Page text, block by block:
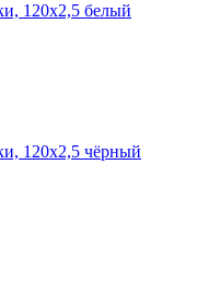
120х2,5 белый
120х2,5 чёрный